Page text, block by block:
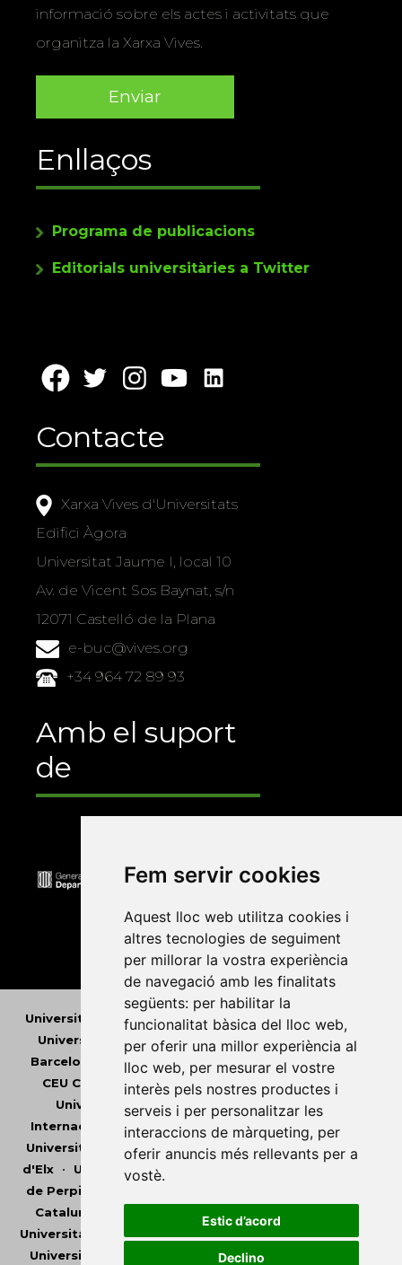
Fem servir cookies
Aquest lloc web utilitza cookies i
altres tecnologies de seguiment
per millorar la vostra experiència
de navegació amb les finalitats
següents: per habilitar la
funcionalitat bàsica del lloc web,
per oferir una millor experiència al
lloc web, per mesurar el vostre
interès pels nostres productes i
serveis i per personalitzar les
interaccions de màrqueting, per
oferir anuncis més rellevants per a
vostè.
Estic d’acord
Declino
informació sobre els actes i activitats que
organitza la Xarxa Vives.
Enllaços
Programa de publicacions
Editorials universitàries a Twitter
Contacte
Xarxa Vives d'Universitats
Edifici Àgora
Universitat Jaume I, local 10
Av. de Vicent Sos Baynat, s/n
12071 Castelló de la Plana
e-buc@vives.org
+34 964 72 89 93
Amb el suport
de
Universitat Abat Oliba CEU • Universitat d'Alacant
Universitat d'Andorra •
Universitat Autònoma de
Barcelona
Universitat de Barcelona •
Universitat
CEU Cardenal Herrera
• Universitat de Girona
Universitat de les Illes Balears
•Universitat
Internacional de Catalunya
• Universitat Jaume I
Universitat de Lleida
Universitat Miguel Hernández
d'Elx• Universitat Oberta de Catalunya
de Perpinyà Via Domitia
Catalunya
Universitat Pompeu Fabra
Universitat Ramon Llull
Universitat Rovira i Virgili
Universitat de Sàsser